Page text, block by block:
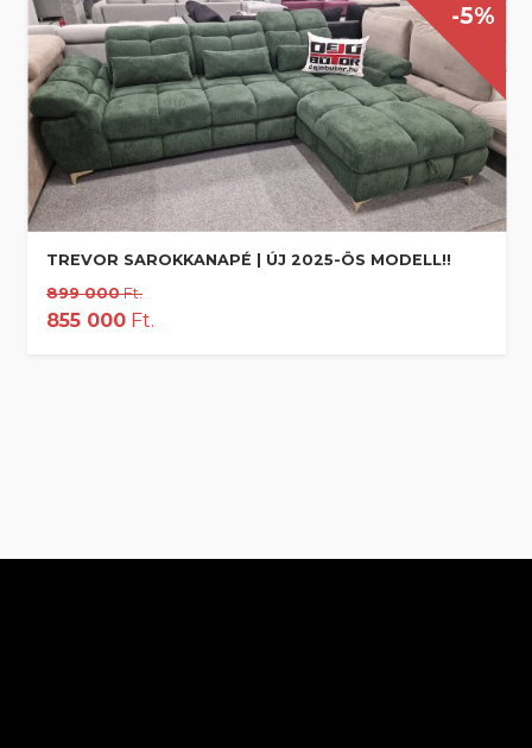
-5%
TREVOR SAROKKANAPÉ | ÚJ 2025-ÖS MODELL!!
899 000Ft.
855 000 Ft.